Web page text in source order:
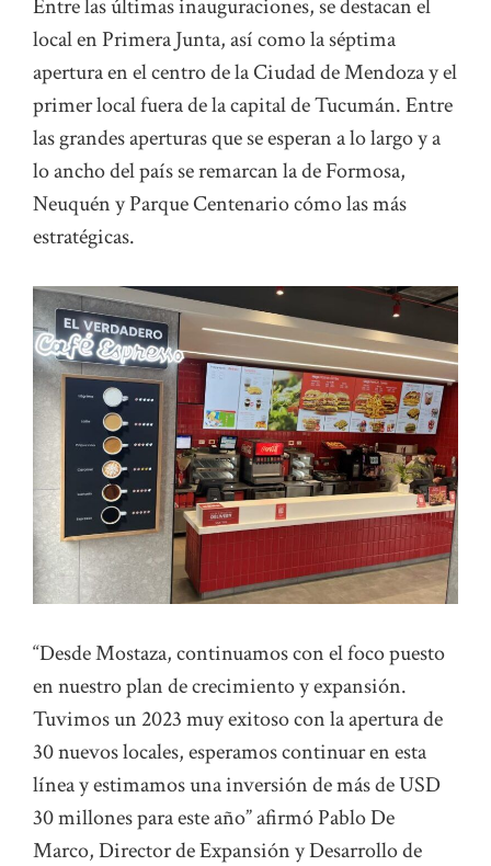
Entre las últimas inauguraciones, se destacan el
local en Primera Junta, así como la séptima
apertura en el centro de la Ciudad de Mendoza y el
primer local fuera de la capital de Tucumán. Entre
las grandes aperturas que se esperan a lo largo y a
lo ancho del país se remarcan la de Formosa,
Neuquén y Parque Centenario cómo las más
estratégicas.
“Desde Mostaza, continuamos con el foco puesto
en nuestro plan de crecimiento y expansión.
Tuvimos un 2023 muy exitoso con la apertura de
30 nuevos locales, esperamos continuar en esta
línea y estimamos una inversión de más de USD
30 millones para este año” afirmó Pablo De
Marco, Director de Expansión y Desarrollo de